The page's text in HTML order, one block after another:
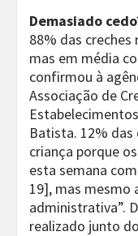
Demasiado
88% das
mas em média
confirmou à
Associação de
Batista. 12% das
criança porque
esta semana
19], mas mesmo
administrativa”.
realizado junto